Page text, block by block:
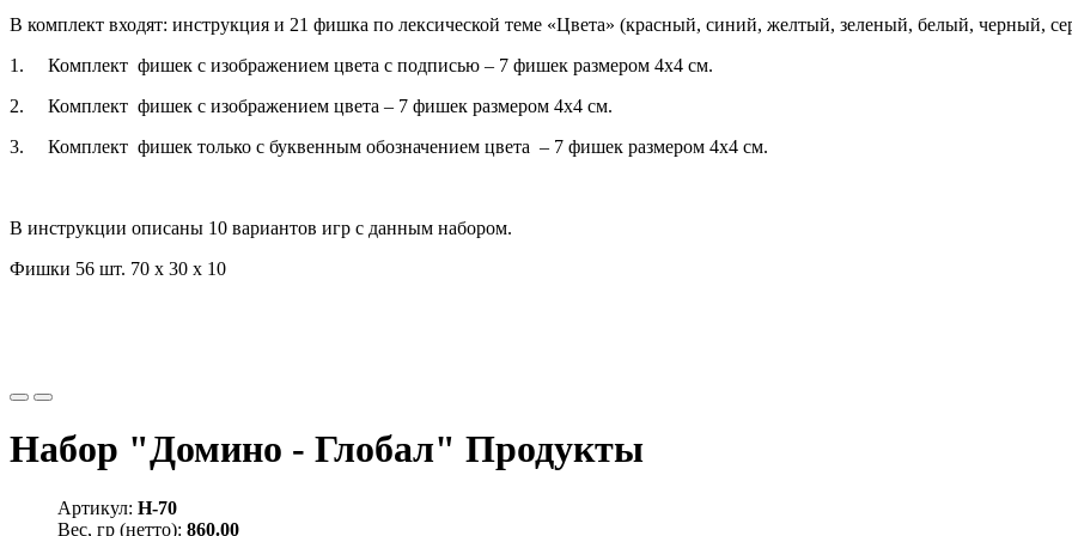
В комплект входят: инструкция и 21 фишка по лексической теме «Цвета» (красный, синий, желтый, зеленый, белый, черный,
1. Комплект фишек с изображением цвета с подписью – 7 фишек размером 4х4 см.
2. Комплект фишек с изображением цвета – 7 фишек размером 4х4 см.
3. Комплект фишек только с буквенным обозначением цвета – 7 фишек размером 4х4 см.
В инструкции описаны 10 вариантов игр с данным набором.
Фишки 56 шт. 70 х 30 х 10
Набор "Домино - Глобал" Продукты
Артикул: Н-70
Вес, гр (нетто): 860.00